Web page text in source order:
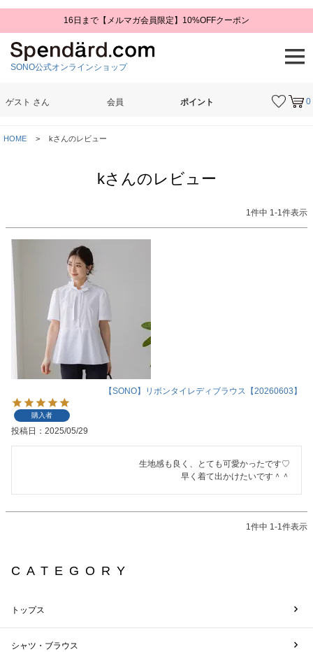
16日まで【メルマガ会員限定】10%OFFクーポン
SONO公式オンラインショップ
0
ゲスト さん 会員 ポイント
HOME kさんのレビュー
kさんのレビュー
1件中 1-1件表示
【SONO】リボンタイレディブラウス【20260603】
購入者
投稿日 2025/05/29
生地感も良く、とても可愛かったです♡
早く着て出かけたいです＾＾
1件中 1-1件表示
CATEGORY
トップス
シャツ・ブラウス